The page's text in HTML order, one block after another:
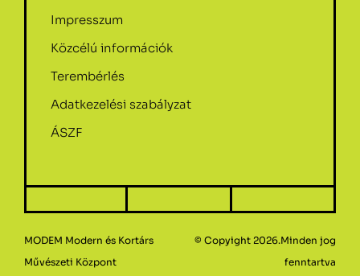
Impresszum
Közcélú információk
Terembérlés
Adatkezelési szabályzat
ÁSZF
MODEM Modern és Kortárs
Művészeti Központ
© Copyight 2026.Minden jog
fenntartva